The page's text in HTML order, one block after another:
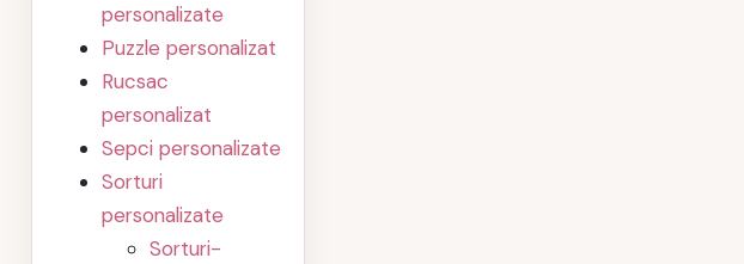
personalizate
Puzzle personalizat
Rucsac
personalizat
Sepci personalizate
Sorturi
personalizate
Sorturi-